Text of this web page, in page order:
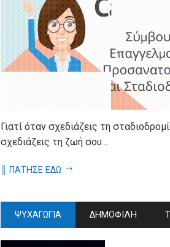
Γιατί όταν σχεδιάζεις τη
σχεδιάζεις τη ζωή σου...
║ ΠΑΤΗΣΕ ΕΔΩ
ΨΥΧΑΓΩΓΙΑ ΔΗΜΟΦΙΛΗ